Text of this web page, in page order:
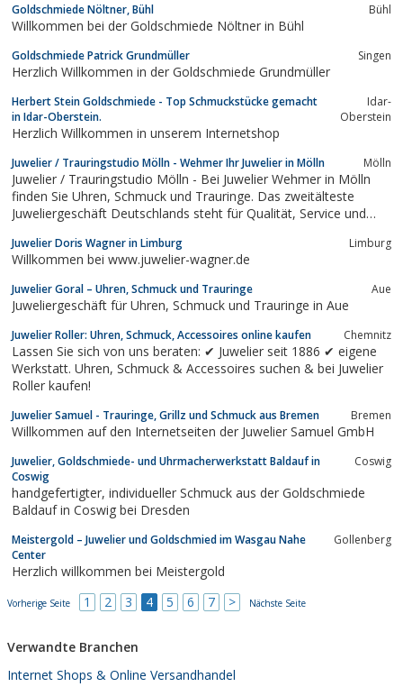
Goldschmiede Nöltner, Bühl Bühl
Willkommen bei der Goldschmiede Nöltner in Bühl
Goldschmiede Patrick Grundmüller Singen
Herzlich Willkommen in der Goldschmiede Grundmüller
Herbert Stein Goldschmiede - Top Schmuckstücke gemacht
in Idar-Oberstein.
Idar-
Oberstein
Herzlich Willkommen in unserem Internetshop
Juwelier / Trauringstudio Mölln - Wehmer Ihr Juwelier in Mölln Mölln
Juwelier / Trauringstudio Mölln - Bei Juwelier Wehmer in Mölln
finden Sie Uhren, Schmuck und Trauringe. Das zweitälteste
Juweliergeschäft Deutschlands steht für Qualität, Service und
Juwelier Doris Wagner in Limburg Limburg
Willkommen bei www.juwelier-wagner.de
Juwelier Goral – Uhren, Schmuck und Trauringe Aue
Juweliergeschäft für Uhren, Schmuck und Trauringe in Aue
Juwelier Roller: Uhren, Schmuck, Accessoires online kaufen Chemnitz
Lassen Sie sich von uns beraten: ✔ Juwelier seit 1886 ✔ eigene
Werkstatt. Uhren, Schmuck & Accessoires suchen & bei Juwelier
Roller kaufen!
Juwelier Samuel - Trauringe, Grillz und Schmuck aus Bremen Bremen
Willkommen auf den Internetseiten der Juwelier Samuel GmbH
Juwelier, Goldschmiede- und Uhrmacherwerkstatt Baldauf in
Coswig
Coswig
handgefertigter, individueller Schmuck aus der Goldschmiede
Baldauf in Coswig bei Dresden
Meistergold – Juwelier und Goldschmied im Wasgau Nahe
Center
Gollenberg
Herzlich willkommen bei Meistergold
Vorherige Seite 1 2 3 4 5 6 7 > Nächste Seite
Verwandte Branchen
Internet Shops & Online Versandhandel